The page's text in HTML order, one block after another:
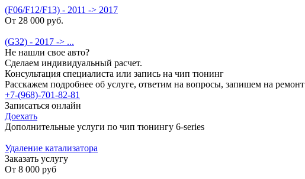
(F06/F12/F13) - 2011 -> 2017
От 28 000 руб.
(G32) - 2017 -> ...
Не нашли свое авто?
Сделаем индивидуальный расчет.
Консультация специалиста или запись на чип тюнинг
Расскажем подробнее об услуге, ответим на вопросы, запишем на ремонт
+7-(968)-701-82-81
Записаться онлайн
Доехать
Дополнительные услуги по чип тюнингу 6-series
Удаление катализатора
Заказать услугу
От 8 000 руб